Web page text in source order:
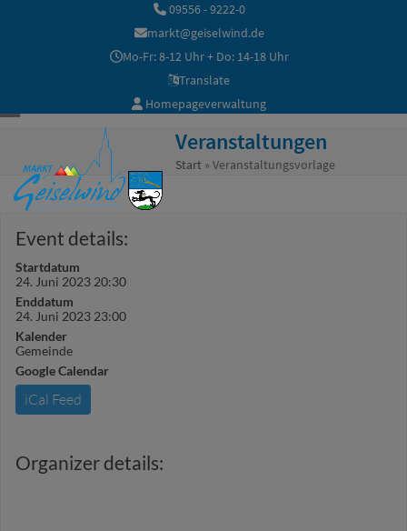
09556 - 9222-0
markt@geiselwind.de
Mo-Fr: 8-12 Uhr + Do: 14-18 Uhr
Translate
Homepageverwaltung
mobile
menu
mobile
menu
Veranstaltungen
Start»Veranstaltungsvorlage
Event details:
Startdatum
24. Juni 2023 20:30
Enddatum
24. Juni 2023 23:00
Kalender
Gemeinde
Google Calendar
iCal Feed
Organizer details: